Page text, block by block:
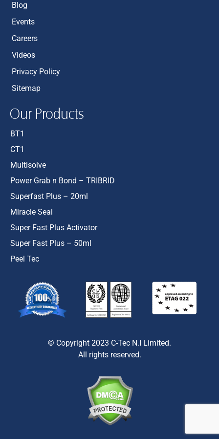
Blog
Events
Careers
Videos
Privacy Policy
Sitemap
Our Products
BT1
CT1
Multisolve
Power Grab n Bond – TRIBRID
Superfast Plus – 20ml
Miracle Seal
Super Fast Plus Activator
Super Fast Plus – 50ml
Peel Tec
© Copyright 2023 C-Tec N.I Limited.
All rights reserved.